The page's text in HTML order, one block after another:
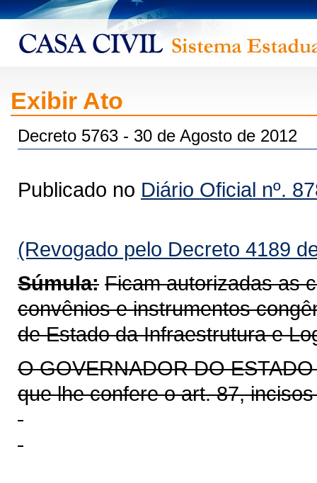
Exibir Ato
Decreto 5763 - 30 de Agosto de 2012
Publicado no Diário Oficial nº.
(Revogado pelo Decreto 4189
Súmula: Ficam autorizadas as
convênios e instrumentos
de Estado da Infraestrutura e
O GOVERNADOR DO
que lhe confere o art. 87,